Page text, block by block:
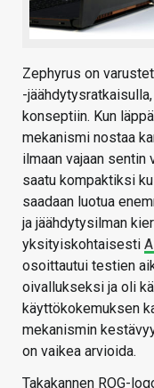
Zephyrus on
-
konseptiin. Kun
mekanismi nostaa
ilmaan vajaan sentin
saatu kompaktiksi
saadaan luotua
ja jäähdytysilman
yksityiskohtaisesti
osoittautui testien
oivallukseksi ja oli
käyttökokemuksen
mekanismin
on vaikea arvioida.
Takakannen ROG-